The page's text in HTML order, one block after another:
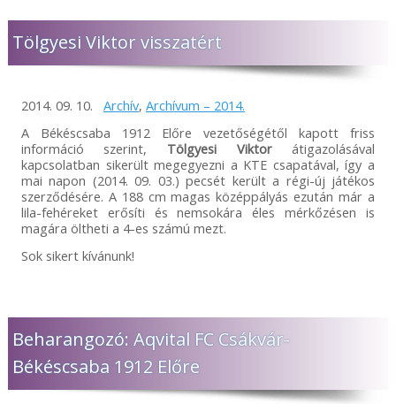
Tölgyesi Viktor visszatért
2014. 09. 10. Archív, Archívum – 2014.
A Békéscsaba 1912 Előre vezetőségétől kapott friss
információ szerint, Tölgyesi Viktorátigazolásával
kapcsolatban sikerült megegyezni a KTE csapatával, így a
mai napon (2014. 09. 03.) pecsét került a régi-új játékos
szerződésére. A 188 cm magas középpályás ezután már a
lila-fehéreket erősíti és nemsokára éles mérkőzésen is
magára öltheti a 4-es számú mezt.
Sok sikert kívánunk!
Beharangozó: Aqvital FC Csákvár-
Békéscsaba 1912 Előre